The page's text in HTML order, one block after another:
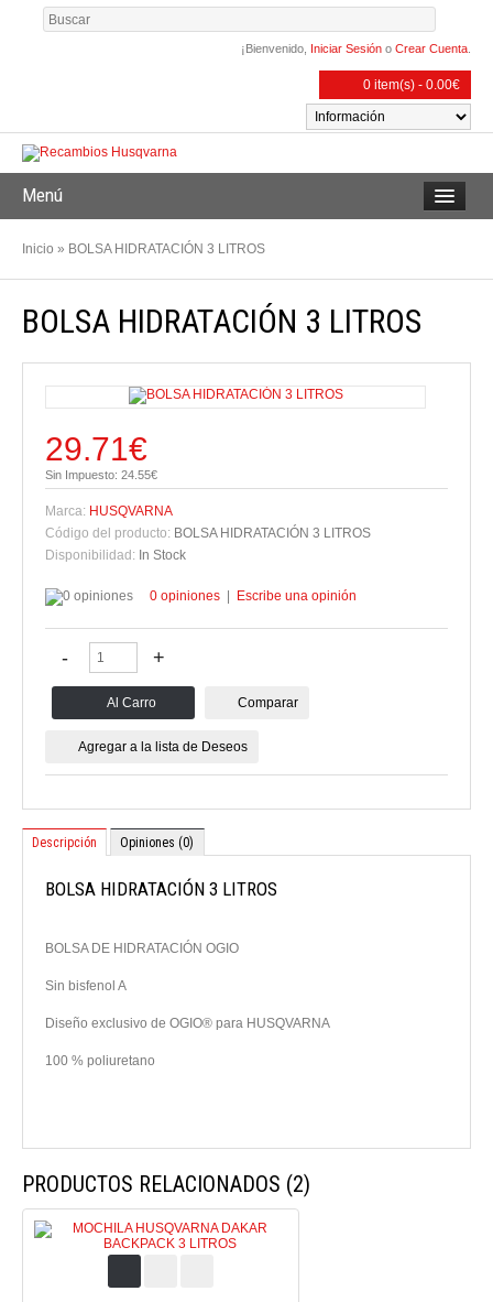
¡Bienvenido, Iniciar Sesión o Crear Cuenta
0 item(s) - 0.00€
Menú
Inicio » BOLSA HIDRATACIÓN 3 LITROS
BOLSA HIDRATACIÓN 3 LITROS
29.71€
Sin Impuesto: 24.55€
Marca: HUSQVARNA
Código del producto: BOLSA HIDRATACIÓN 3 LITROS
Disponibilidad: In Stock
0 opiniones Escribe una opinión
Comparar
Agregar a la lista de Deseos
Descripción Opiniones (0)
BOLSA HIDRATACIÓN 3 LITROS
BOLSA DE HIDRATACIÓN OGIO
Sin bisfenol A
Diseño exclusivo de OGIO® para HUSQVARNA
100 % poliuretano
PRODUCTOS RELACIONADOS (2)